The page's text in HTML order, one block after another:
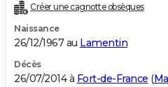
Créer une cagnotte obsèques
Naissance
26/12/1967 au Lamentin
Décès
26/07/2014 à Fort-de-France (